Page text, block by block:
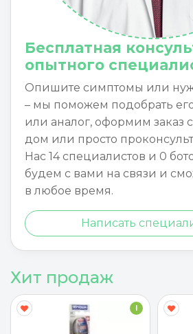
Бесплатная
опытного
Опишите симптомы или
– мы поможем подобрать
или аналог, оформим заказ
дом или просто
Нас 14 специалистов и 0
будем с вами на связи и
в любое время.
Написать
Хит продаж